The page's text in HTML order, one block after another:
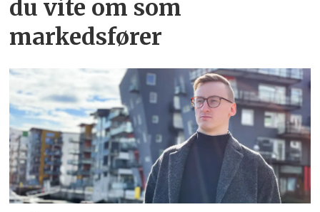
du vite om som
markedsfører